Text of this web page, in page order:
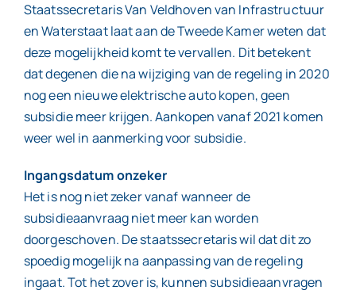
Staatssecretaris Van Veldhoven van Infrastructuur
en Waterstaat laat aan de Tweede Kamer weten dat
deze mogelijkheid komt te vervallen. Dit betekent
dat degenen die na wijziging van de regeling in 2020
nog een nieuwe elektrische auto kopen, geen
subsidie meer krijgen. Aankopen vanaf 2021 komen
weer wel in aanmerking voor subsidie.
Ingangsdatum onzeker
Het is nog niet zeker vanaf wanneer de
subsidieaanvraag niet meer kan worden
doorgeschoven. De staatssecretaris wil dat dit zo
spoedig mogelijk na aanpassing van de regeling
ingaat. Tot het zover is, kunnen subsidieaanvragen